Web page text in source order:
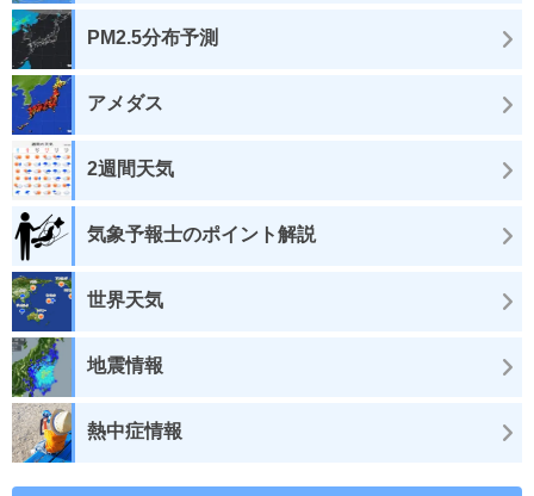
PM2.5分布予測
アメダス
2週間天気
気象予報士のポイント解説
世界天気
地震情報
熱中症情報